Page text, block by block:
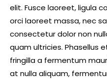
elit. Fusce laoreet, ligula
orci laoreet massa, nec
consectetur dolor non
quam ultricies. Phasellus
fringilla a fermentum
at nulla aliquam,